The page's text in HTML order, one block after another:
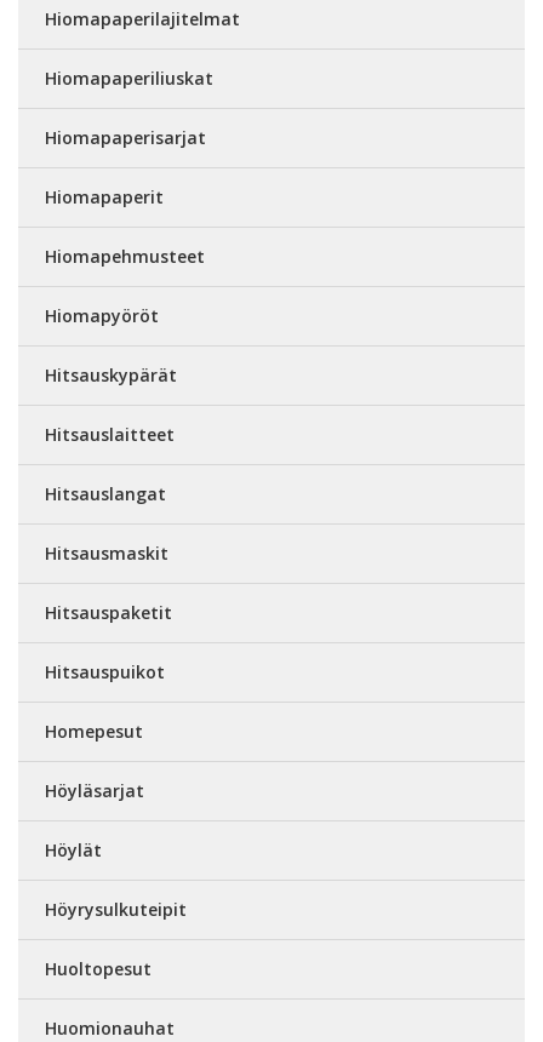
Hiomapaperilajitelmat
Hiomapaperiliuskat
Hiomapaperisarjat
Hiomapaperit
Hiomapehmusteet
Hiomapyöröt
Hitsauskypärät
Hitsauslaitteet
Hitsauslangat
Hitsausmaskit
Hitsauspaketit
Hitsauspuikot
Homepesut
Höyläsarjat
Höylät
Höyrysulkuteipit
Huoltopesut
Huomionauhat